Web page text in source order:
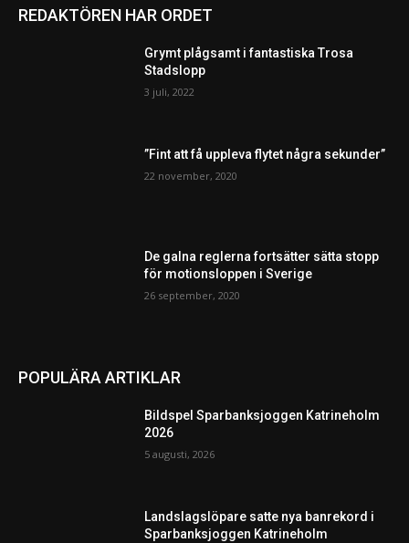
REDAKTÖREN HAR ORDET
Grymt plågsamt i fantastiska Trosa
Stadslopp
3 juli, 2022
”Fint att få uppleva flytet några sekunder”
22 november, 2020
De galna reglerna fortsätter sätta stopp
för motionsloppen i Sverige
26 september, 2020
POPULÄRA ARTIKLAR
Bildspel Sparbanksjoggen Katrineholm
2026
5 augusti, 2026
Landslagslöpare satte nya banrekord i
Sparbanksjoggen Katrineholm